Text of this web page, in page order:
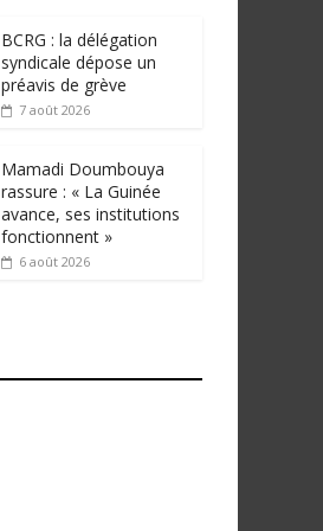
BCRG : la délégation
syndicale dépose un
préavis de grève
7 août 2026
Mamadi Doumbouya
rassure : « La Guinée
avance, ses institutions
fonctionnent »
6 août 2026